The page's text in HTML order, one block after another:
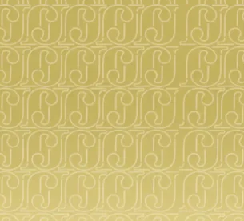
ساعت بالمن
خرید ساعت اصل و با کیفیت هستید که
از لحاظ ظاهری و کیفیتی را بر آورده کند،
یکی از برند هایی است که از طرف ما به شما
اصل از برند بالمن دارای کیفیت بسیار